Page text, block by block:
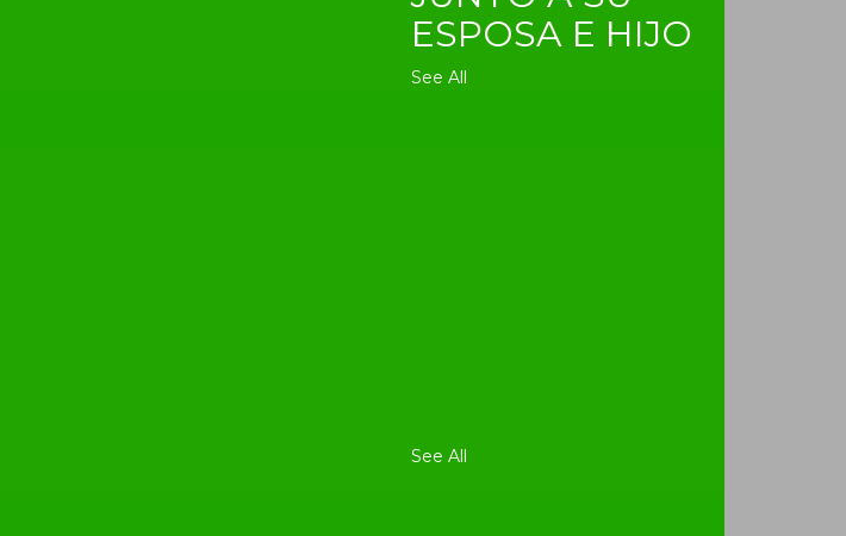
ESPOSA E HIJO
See All
See All